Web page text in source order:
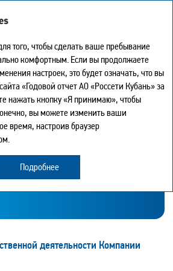
Искать
в 2024 г. объем оказанных
составил
• ч больше, чем в 2023 г.
деятельности Компании
того, чтобы сделать ваше пребывание
комфортным. Если вы продолжаете
настроек, это будет означать, что вы
«Годовой отчет АО «Россети Кубань» за
нажать кнопку «Я принимаю», чтобы
вы можете изменить ваши
время, настроив браузер
Подробнее